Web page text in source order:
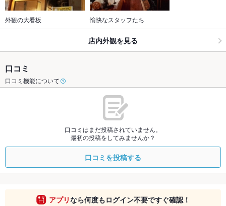
外観の大看板 愉快なスタッフたち
店内外観を見る
口コミ
口コミ機能について
口コミはまだ投稿されていません。
最初の投稿をしてみませんか？
口コミを投稿する
アプリなら何度もログイン不要ですぐ確認！